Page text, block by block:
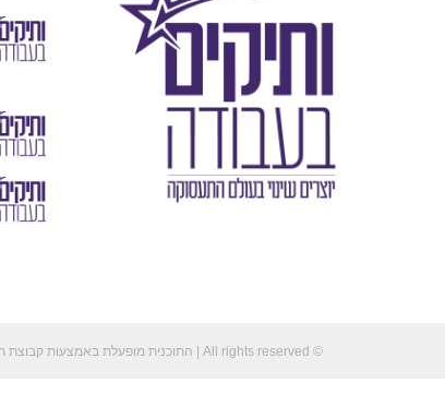
© All rights reserved | התוכנית מופעלת באמצעות קבוצת תיגבור בע"מ